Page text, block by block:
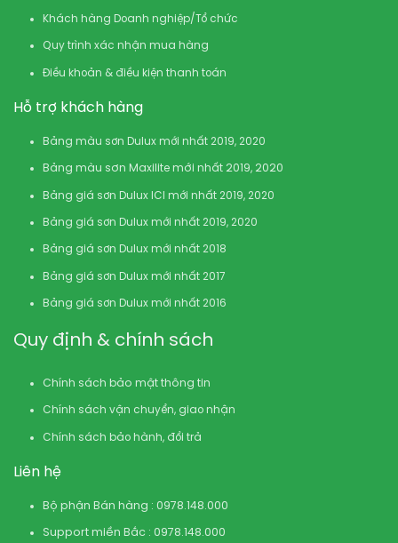
Khách hàng Doanh nghiệp/Tổ chức
Quy trình xác nhận mua hàng
Điều khoản & điều kiện thanh toán
Hỗ trợ khách hàng
Bảng màu sơn Dulux mới nhất 2019, 2020
Bảng màu sơn Maxilite mới nhất 2019, 2020
Bảng giá sơn Dulux ICI mới nhất 2019, 2020
Bảng giá sơn Dulux mới nhất 2019, 2020
Bảng giá sơn Dulux mới nhất 2018
Bảng giá sơn Dulux mới nhất 2017
Bảng giá sơn Dulux mới nhất 2016
Quy định & chính sách
Chính sách bảo mật thông tin
Chính sách vận chuyển, giao nhận
Chính sách bảo hành, đổi trả
Liên hệ
Bộ phận Bán hàng : 0978.148.000
Support miền Bắc : 0978.148.000